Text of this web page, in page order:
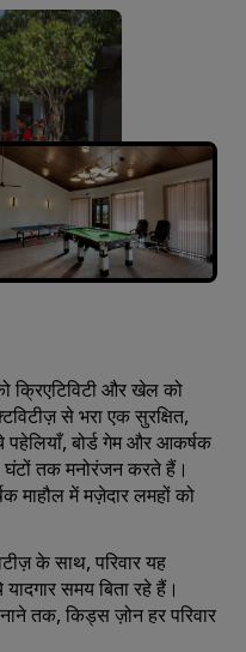
क्रिएटिविटी और खेल को
से भरा एक सुरक्षित,
बोर्ड गेम और आकर्षक
तक मनोरंजन करते हैं।
में मज़ेदार लमहों को
के साथ, परिवार यह
समय बिता रहे हैं।
तक, किड्स ज़ोन हर परिवार